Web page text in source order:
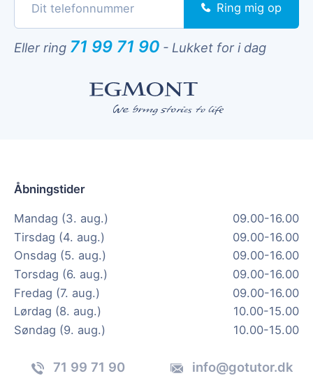
Ring mig op
Eller ring 71 99 71 90 - Lukket for i dag
Åbningstider
Mandag (3. aug.)
09.00-16.00
Tirsdag (4. aug.)
09.00-16.00
Onsdag (5. aug.)
09.00-16.00
Torsdag (6. aug.)
09.00-16.00
Fredag (7. aug.)
09.00-16.00
Lørdag (8. aug.)
10.00-15.00
Søndag (9. aug.)
10.00-15.00
71 99 71 90 info@gotutor.dk